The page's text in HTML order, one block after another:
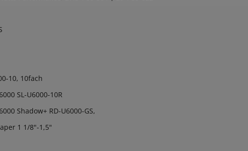
10, 10fach
SL-U6000-10R
Shadow+ RD-U6000-GS,
1 1/8"-1,5"